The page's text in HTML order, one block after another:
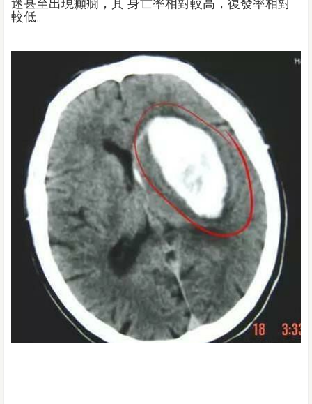
迷甚至出現癲癇，其 身亡率相對較高，復發率相對
較低。